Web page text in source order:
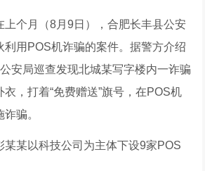
上个月（8月9日），合肥长丰县公安
利用POS机诈骗的案件。据警方介绍
安局巡查发现北城某写字楼内一诈骗
，打着“免费赠送”旗号，在POS机
骗。
某某以科技公司为主体下设9家POS